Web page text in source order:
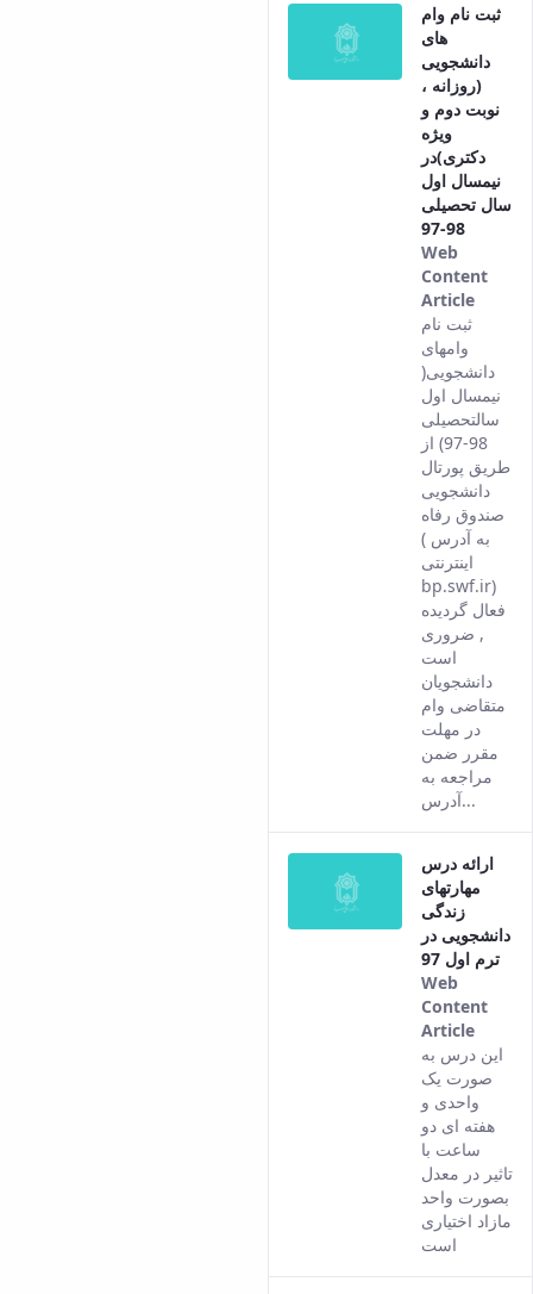
ثبت نام وام
های
دانشجویی
(روزانه ،
نوبت دوم و
ویژه
دکتری)در
نیمسال اول
سال تحصیلی
98-97
Web
Content
Article
comes
from
the
of this
ثبت نام
وامهای
دانشجویی(
نیمسال اول
سالتحصیلی
98-97) از
طریق پورتال
دانشجویی
صندوق رفاه
( به آدرس
اینترنتی
bp.swf.ir)
فعال گردیده
, ضروری
است
دانشجویان
متقاضی وام
در مهلت
مقرر ضمن
مراجعه به
آدرس...
ارائه درس
مهارتهای
زندگی
دانشجویی در
ترم اول 97
Web
Content
Article
This
result
from
of this
این درس به
صورت یک
واحدی و
هفته ای دو
ساعت با
تاثیر در معدل
بصورت واحد
مازاد اختیاری
است